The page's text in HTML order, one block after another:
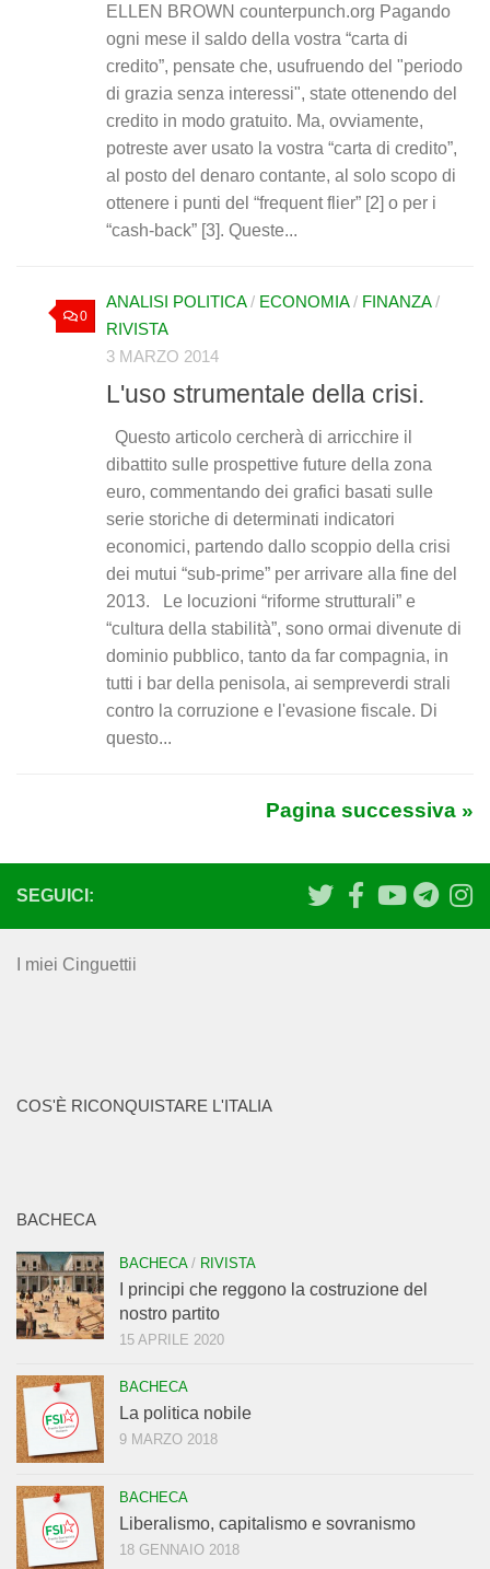
ELLEN BROWN counterpunch.org Pagando
ogni mese il saldo della vostra “carta di
credito”, pensate che, usufruendo del "periodo
di grazia senza interessi", state ottenendo del
credito in modo gratuito. Ma, ovviamente,
potreste aver usato la vostra “carta di credito”,
al posto del denaro contante, al solo scopo di
ottenere i punti del “frequent flier” [2] o per i
“cash-back” [3]. Queste...
0
ANALISI POLITICA/ ECONOMIA/ FINANZA/
RIVISTA
3 MARZO 2014
L'uso strumentale della crisi.
Questo articolo cercherà di arricchire il
dibattito sulle prospettive future della zona
euro, commentando dei grafici basati sulle
serie storiche di determinati indicatori
economici, partendo dallo scoppio della crisi
dei mutui “sub-prime” per arrivare alla fine del
2013. Le locuzioni “riforme strutturali” e
“cultura della stabilità”, sono ormai divenute di
dominio pubblico, tanto da far compagnia, in
tutti i bar della penisola, ai sempreverdi strali
contro la corruzione e l'evasione fiscale. Di
questo...
Pagina successiva »
SEGUICI:
I miei Cinguettii
COS'È RICONQUISTARE L'ITALIA
BACHECA
BACHECA/ RIVISTA
I principi che reggono la costruzione del
nostro partito
15 APRILE 2020
BACHECA
La politica nobile
9 MARZO 2018
BACHECA
Liberalismo, capitalismo e sovranismo
18 GENNAIO 2018